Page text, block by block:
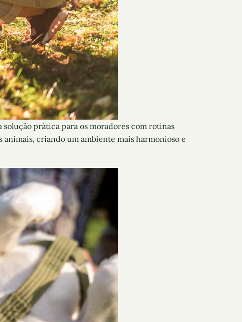
prática para os moradores com rotinas
animais, criando um ambiente mais harmonioso e